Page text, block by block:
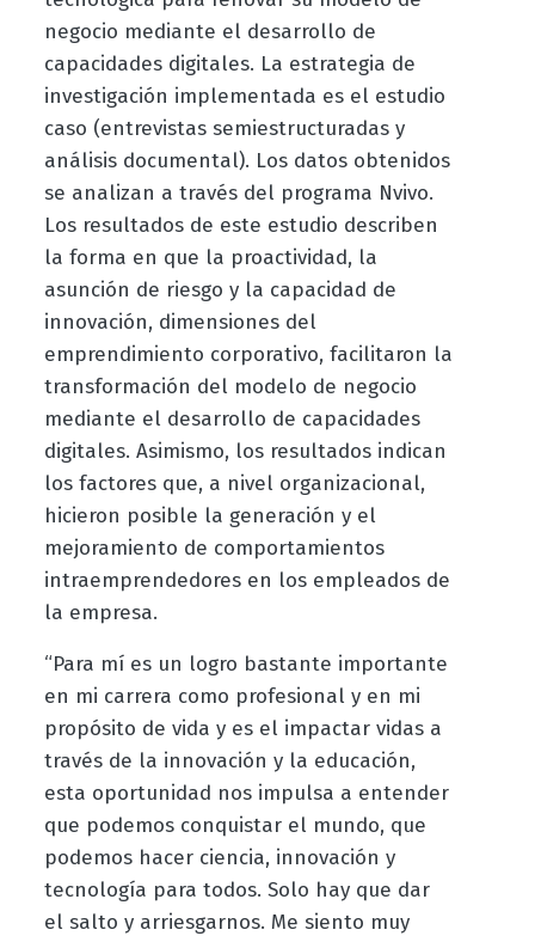
negocio mediante el desarrollo de
capacidades digitales. La estrategia de
investigación implementada es el estudio
caso (entrevistas semiestructuradas y
análisis documental). Los datos obtenidos
se analizan a través del programa Nvivo.
Los resultados de este estudio describen
la forma en que la proactividad, la
asunción de riesgo y la capacidad de
innovación, dimensiones del
emprendimiento corporativo, facilitaron la
transformación del modelo de negocio
mediante el desarrollo de capacidades
digitales. Asimismo, los resultados indican
los factores que, a nivel organizacional,
hicieron posible la generación y el
mejoramiento de comportamientos
intraemprendedores en los empleados de
la empresa.
“Para mí es un logro bastante importante
en mi carrera como profesional y en mi
propósito de vida y es el impactar vidas a
través de la innovación y la educación,
esta oportunidad nos impulsa a entender
que podemos conquistar el mundo, que
podemos hacer ciencia, innovación y
tecnología para todos. Solo hay que dar
el salto y arriesgarnos. Me siento muy